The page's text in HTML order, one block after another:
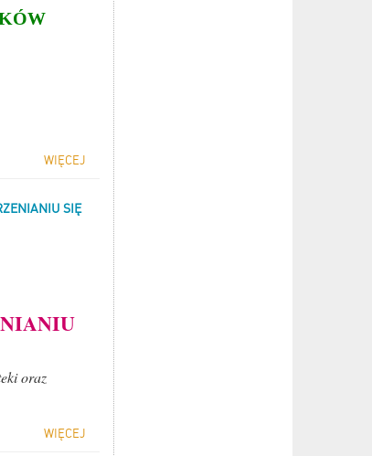
WIĘCEJ
SIĘ
oraz
WIĘCEJ